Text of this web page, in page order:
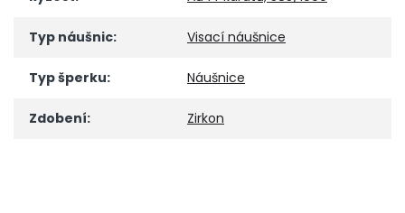
Typ náušnic: Visací náušnice
Typ šperku: Náušnice
Zdobení: Zirkon